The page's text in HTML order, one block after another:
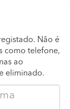
Não é
como telefone,
ao
eliminado.